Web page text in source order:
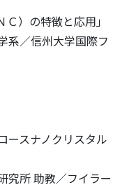
Ｃ）の特徴と応用」
系／信州大学国際フ
ースナノクリスタル
所 助教／フイラー